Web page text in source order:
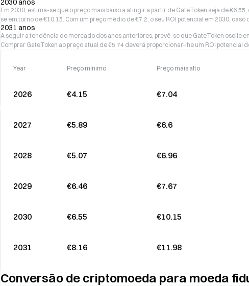
2030 anos
Em 2030, estima-se que o preço mais baixo a atingir a partir de GateToken seja de
se em torno de €10.15. Com um preço médio de €7.2, o seu ROI potencial em 2030,
2031 anos
A seguir a tendência do mercado dos anos anteriores, prevê-se que GateToken oscile
Comprar GateToken ao preço atual de €5.74 deverá proporcionar-lhe um ROI potencial
Year Preço mínimo Preço mais alto
2026 €4.15 €7.04
2027 €5.89 €6.6
2028 €5.07 €6.96
2029 €6.46 €7.67
2030 €6.55 €10.15
2031 €8.16 €11.98
Conversão de criptomoeda para moeda